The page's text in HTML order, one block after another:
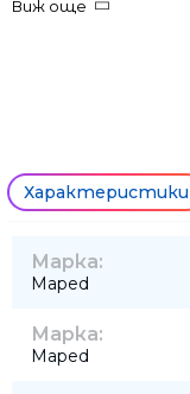
• Консуматив –
Виж още
Характеристики
Марка:
Maped
Марка:
Maped